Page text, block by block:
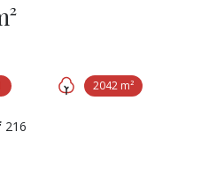
2042 m²
216